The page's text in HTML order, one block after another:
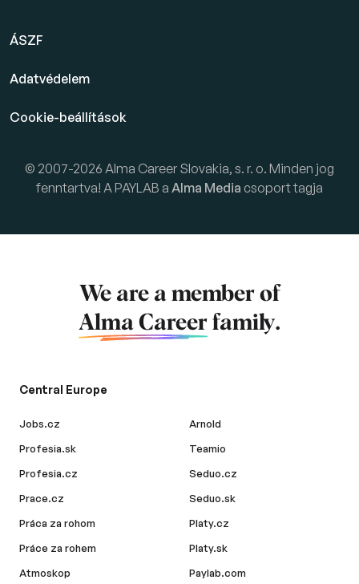
ÁSZF
Adatvédelem
Cookie-beállítások
© 2007-2026 Alma Career Slovakia, s. r. o. Minden jog
fenntartva! A PAYLAB a Alma Media csoport tagja
We are a member of
Alma Career family.
Central Europe
Jobs.cz
Profesia.sk
Profesia.cz
Prace.cz
Práca za rohom
Práce za rohem
Atmoskop
Arnold
Teamio
Seduo.cz
Seduo.sk
Platy.cz
Platy.sk
Paylab.com